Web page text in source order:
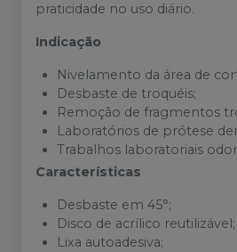
praticidade no uso diário.
Indicação
Nivelamento da área de
Desbaste de troquéis;
Remoção de fragmentos
Laboratórios de prótese
Trabalhos laboratoriais
Características
Desbaste em 45°;
Disco de acrílico reutilizável;
Lixa autoadesiva;